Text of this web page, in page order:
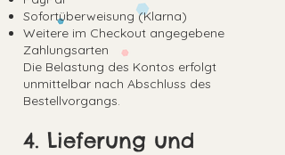
Sofortüberweisung (Klarna)
Weitere im Checkout angegebene
Zahlungsarten
Die Belastung des Kontos erfolgt
unmittelbar nach Abschluss des
Bestellvorgangs.
4. Lieferung und